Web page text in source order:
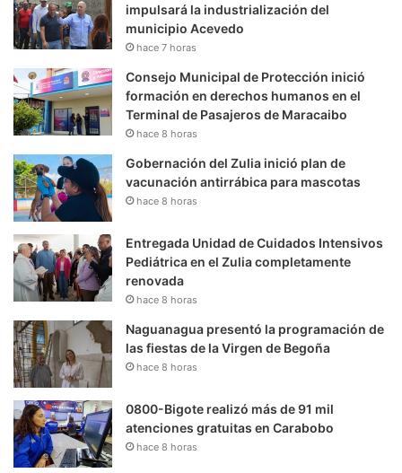
impulsará la industrialización del
municipio Acevedo
hace 7 horas
Consejo Municipal de Protección inició
formación en derechos humanos en el
Terminal de Pasajeros de Maracaibo
hace 8 horas
Gobernación del Zulia inició plan de
vacunación antirrábica para mascotas
hace 8 horas
Entregada Unidad de Cuidados Intensivos
Pediátrica en el Zulia completamente
renovada
hace 8 horas
Naguanagua presentó la programación de
las fiestas de la Virgen de Begoña
hace 8 horas
0800-Bigote realizó más de 91 mil
atenciones gratuitas en Carabobo
hace 8 horas